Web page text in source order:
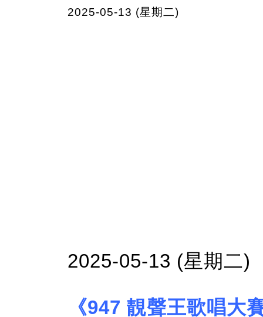
2025-05-13 (星期二)
2025-05-13 (星期二)
《947 靚聲王歌唱大